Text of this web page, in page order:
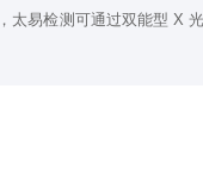
易检测可通过双能型 X
口漏油、夹料的检测功能